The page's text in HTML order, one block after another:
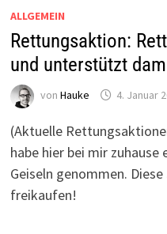
ALLGEMEIN
Rettungsaktion:
und unterstützt
von Hauke 4. Januar
(Aktuelle
habe hier bei mir zuhause
Geiseln genommen.
freikaufen!